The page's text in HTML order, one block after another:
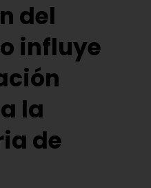
del
influye
la
de